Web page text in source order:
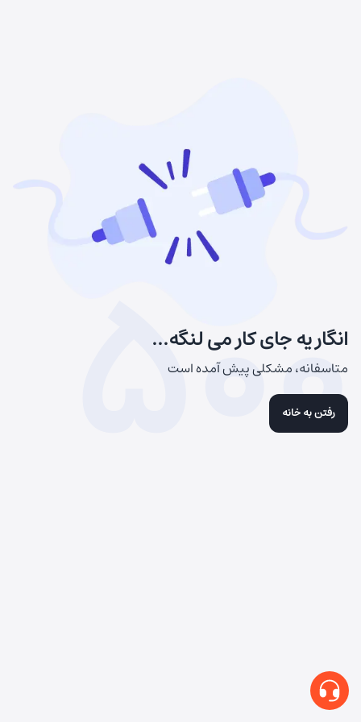
انگار یه جای کار می لنگه...
متاسفانه، مشکلی پیش آمده است
رفتن به خانه
500